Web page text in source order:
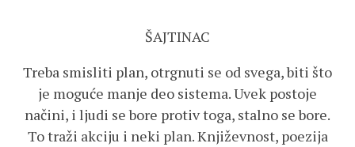
ŠAJTINAC
Treba smisliti plan, otrgnuti se od svega, biti što
je moguće manje deo sistema. Uvek postoje
načini, i ljudi se bore protiv toga, stalno se bore.
To traži akciju i neki plan. Književnost, poezija